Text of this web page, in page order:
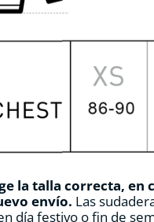
la talla correcta,
envío. Las
día festivo o fin de